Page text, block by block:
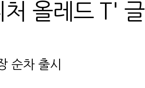
처 올레드 T' 글
순차 출시